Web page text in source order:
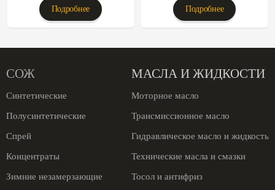
Подробнее Подробнее
СОЖ
Синтетические
Полусинтетические
Спрей
Концентраты
Зимние незамерзающие
МАСЛА И ЖИДКОСТИ
Моторное масло
Трансмиссионное масло
Гидравлическое масло и жидкость
Технические масла и смазки
Тосол и антифриз